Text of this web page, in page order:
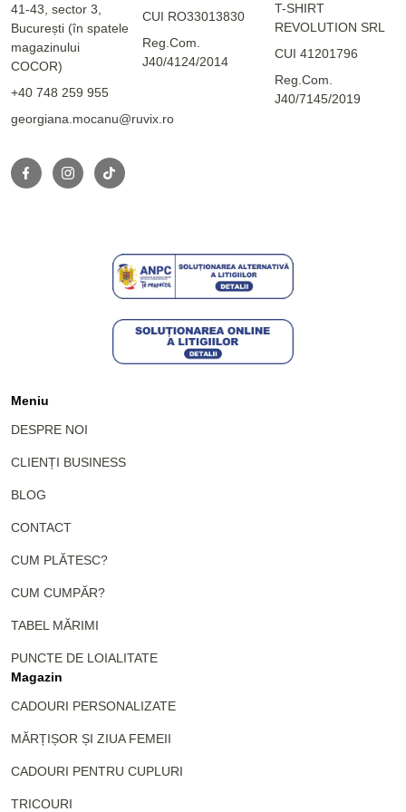
41-43, sector 3,
București (în spatele
magazinului
COCOR)
+40 748 259 955
georgiana.mocanu@ruvix.ro
CUI RO33013830
Reg.Com.
J40/4124/2014
T-SHIRT
REVOLUTION SRL
CUI 41201796
Reg.Com.
J40/7145/2019
Meniu
DESPRE NOI
CLIENȚI BUSINESS
BLOG
CONTACT
CUM PLĂTESC?
CUM CUMPĂR?
TABEL MĂRIMI
PUNCTE DE LOIALITATE
Magazin
CADOURI PERSONALIZATE
MĂRȚIȘOR ȘI ZIUA FEMEII
CADOURI PENTRU CUPLURI
TRICOURI